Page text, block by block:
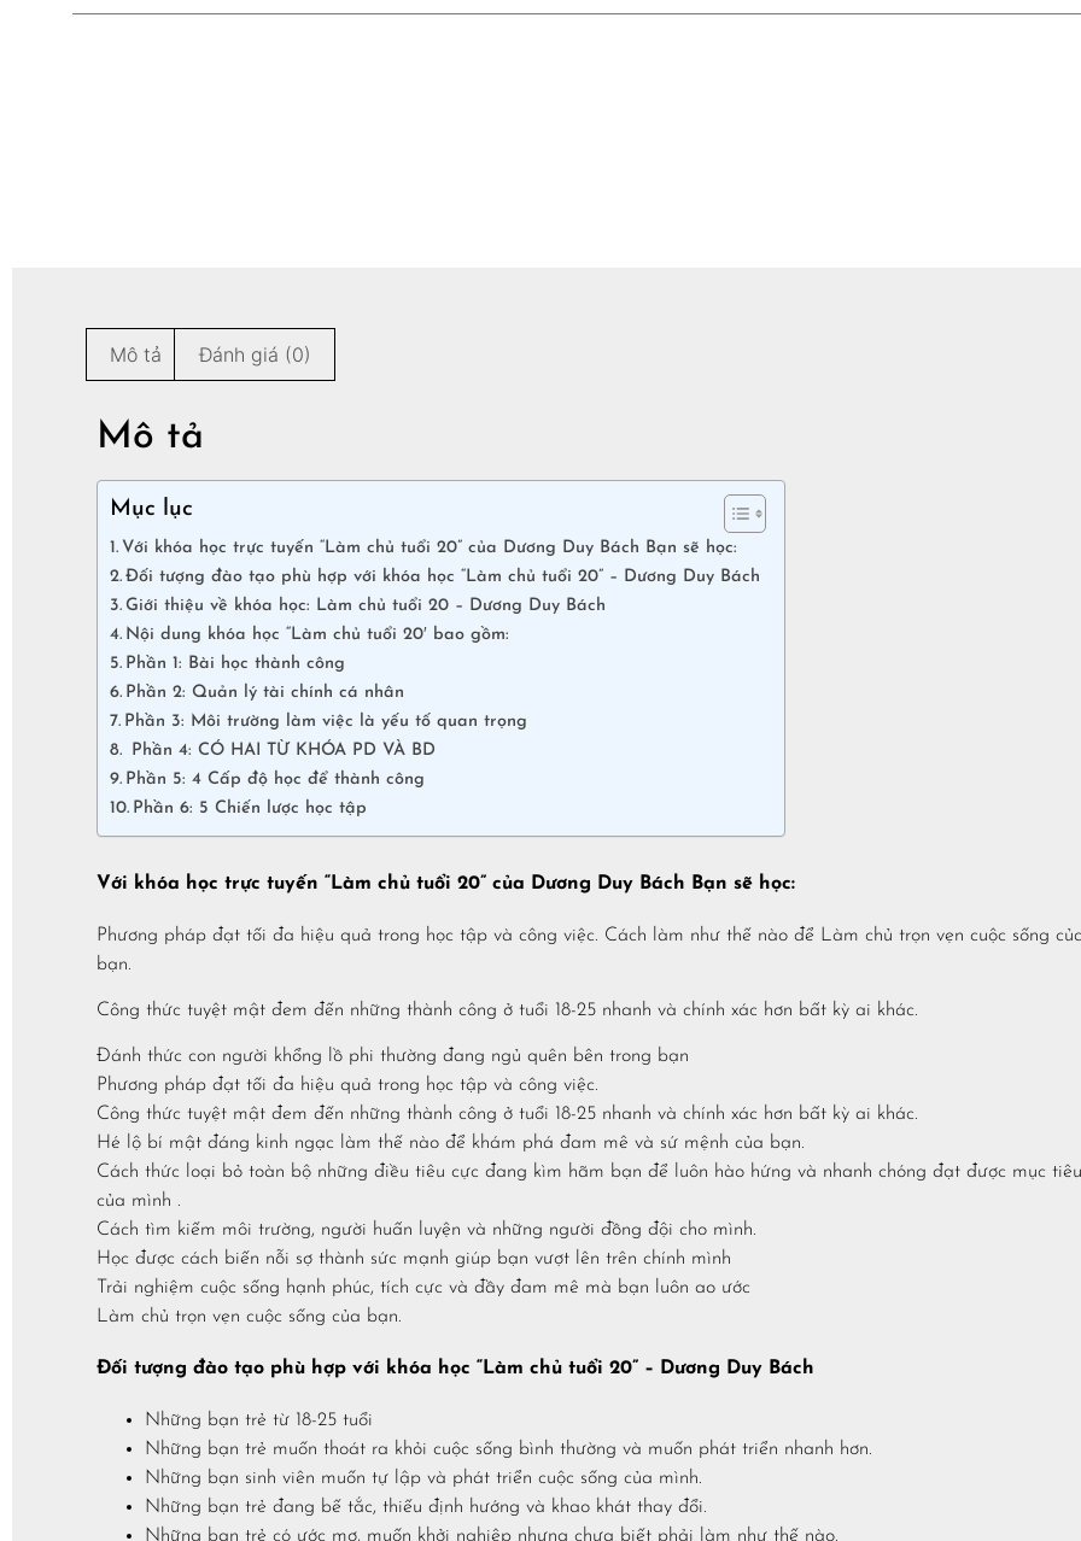
Mô tả Đánh giá (0)
Mô tả
Mục lục
Với khóa học trực tuyến “Làm chủ tuổi 20” của Dương Duy Bách Bạn sẽ học:
Đối tượng đào tạo phù hợp với khóa học “Làm chủ tuổi 20” – Dương Duy Bách
Giới thiệu về khóa học: Làm chủ tuổi 20 – Dương Duy Bách
Nội dung khóa học “Làm chủ tuổi 20′ bao gồm:
Phần 1: Bài học thành công
Phần 2: Quản lý tài chính cá nhân
Phần 3: Môi trường làm việc là yếu tố quan trọng
Phần 4: CÓ HAI TỪ KHÓA PD VÀ BD
Phần 5: 4 Cấp độ học để thành công
Phần 6: 5 Chiến lược học tập
Với khóa học trực tuyến “Làm chủ tuổi 20” của Dương Duy Bách Bạn sẽ học:
Phương pháp đạt tối đa hiệu quả trong học tập và công việc. Cách làm như thế nào để Làm chủ trọn vẹn cuộc sống
bạn.
Công thức tuyệt mật đem đến những thành công ở tuổi 18-25 nhanh và chính xác hơn bất kỳ ai khác.
Đánh thức con người khổng lồ phi thường đang ngủ quên bên trong bạn
​Phương pháp đạt tối đa hiệu quả trong học tập và công việc.
Công thức tuyệt mật đem đến những thành công ở tuổi 18-25 nhanh và chính xác hơn bất kỳ ai khác.
Hé lộ bí mật đáng kinh ngạc làm thế nào để khám phá đam mê và sứ mệnh của bạn.
Cách thức loại bỏ toàn bộ những điều tiêu cực đang kìm hãm bạn để luôn hào hứng và nhanh chóng đạt được mục tiêu
của mình .
Cách tìm kiếm môi trường, người huấn luyện và những người đồng đội cho mình.
Học được cách biến nỗi sợ thành sức mạnh giúp bạn vượt lên trên chính mình
Trải nghiệm cuộc sống hạnh phúc, tích cực và đầy đam mê mà bạn luôn ao ước
Làm chủ trọn vẹn cuộc sống của bạn.
Đối tượng đào tạo phù hợp với khóa học “Làm chủ tuổi 20” – Dương Duy Bách
​Những bạn trẻ từ 18-25 tuổi
Những bạn trẻ muốn thoát ra khỏi cuộc sống bình thường và muốn phát triển nhanh hơn.
Những bạn sinh viên muốn tự lập và phát triển cuộc sống của mình.
Những bạn trẻ đang bế tắc, thiếu định hướng và khao khát thay đổi.
Những bạn trẻ có ước mơ, muốn khởi nghiệp nhưng chưa biết phải làm như thế nào.